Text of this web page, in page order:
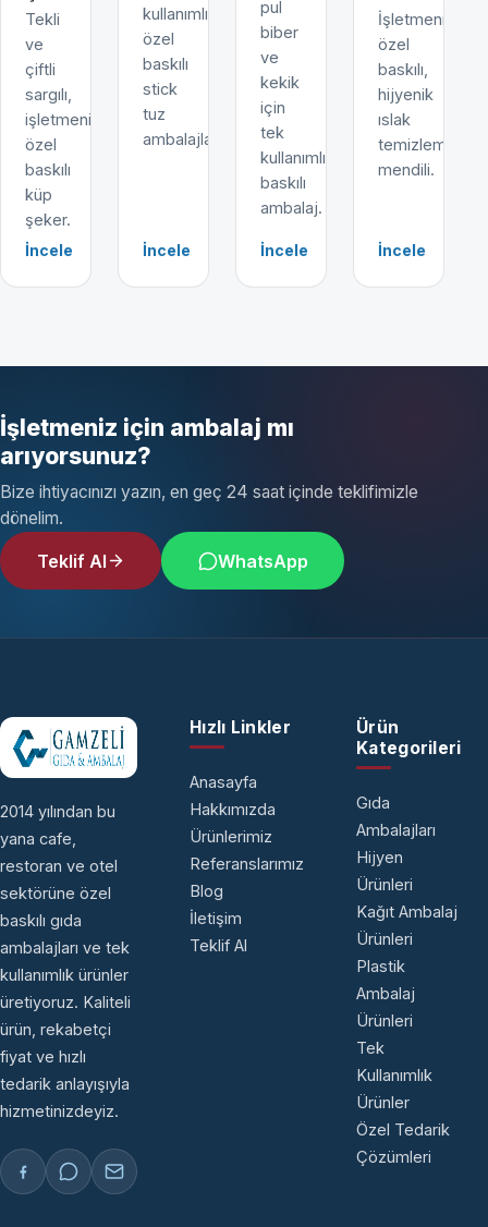
Tekli
ve
çiftli
sargılı,
işletmenize
özel
baskılı
küp
şeker.
İncele
kullanımlık,
özel
baskılı
stick
tuz
ambalajları.
İncele
pul
biber
ve
kekik
için
tek
kullanımlık
baskılı
ambalaj.
İncele
İşletmenize
özel
baskılı,
hijyenik
ıslak
temizleme
mendili.
İncele
İşletmeniz için ambalaj mı
arıyorsunuz?
Bize ihtiyacınızı yazın, en geç 24 saat içinde teklifimizle
dönelim.
Teklif Al WhatsApp
2014 yılından bu
yana cafe,
restoran ve otel
sektörüne özel
baskılı gıda
ambalajları ve tek
kullanımlık ürünler
üretiyoruz. Kaliteli
ürün, rekabetçi
fiyat ve hızlı
tedarik anlayışıyla
hizmetinizdeyiz.
Hızlı Linkler
Anasayfa
Hakkımızda
Ürünlerimiz
Referanslarımız
Blog
İletişim
Teklif Al
Ürün
Kategorileri
Gıda
Ambalajları
Hijyen
Ürünleri
Kağıt Ambalaj
Ürünleri
Plastik
Ambalaj
Ürünleri
Tek
Kullanımlık
Ürünler
Özel Tedarik
Çözümleri